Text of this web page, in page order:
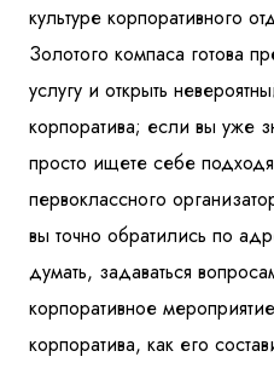
культуре корпоративного
Золотого компаса готова
услугу и открыть
корпоратива; если вы уже
просто ищете себе
первоклассного
вы точно обратились по
думать, задаваться
корпоративное
корпоратива, как его